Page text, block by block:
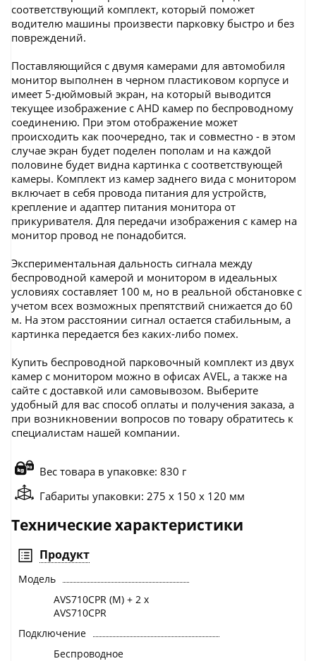
соответствующий комплект, который поможет
водителю машины произвести парковку быстро и без
повреждений.
Поставляющийся с двумя камерами для автомобиля
монитор выполнен в черном пластиковом корпусе и
имеет 5-дюймовый экран, на который выводится
текущее изображение с AHD камер по беспроводному
соединению. При этом отображение может
происходить как поочередно, так и совместно - в этом
случае экран будет поделен пополам и на каждой
половине будет видна картинка с соответствующей
камеры. Комплект из камер заднего вида с монитором
включает в себя провода питания для устройств,
крепление и адаптер питания монитора от
прикуривателя. Для передачи изображения с камер на
монитор провод не понадобится.
Экспериментальная дальность сигнала между
беспроводной камерой и монитором в идеальных
условиях составляет 100 м, но в реальной обстановке с
учетом всех возможных препятствий снижается до 60
м. На этом расстоянии сигнал остается стабильным, а
картинка передается без каких-либо помех.
Купить беспроводной парковочный комплект из двух
камер с монитором можно в офисах AVEL, а также на
сайте с доставкой или самовывозом. Выберите
удобный для вас способ оплаты и получения заказа, а
при возникновении вопросов по товару обратитесь к
специалистам нашей компании.
Вес товара в упаковке: 830 г
Габариты упаковки: 275 x 150 x 120 мм
Технические характеристики
Продукт
Модель
AVS710CPR (M) + 2 x
AVS710CPR
Подключение
Беспроводное